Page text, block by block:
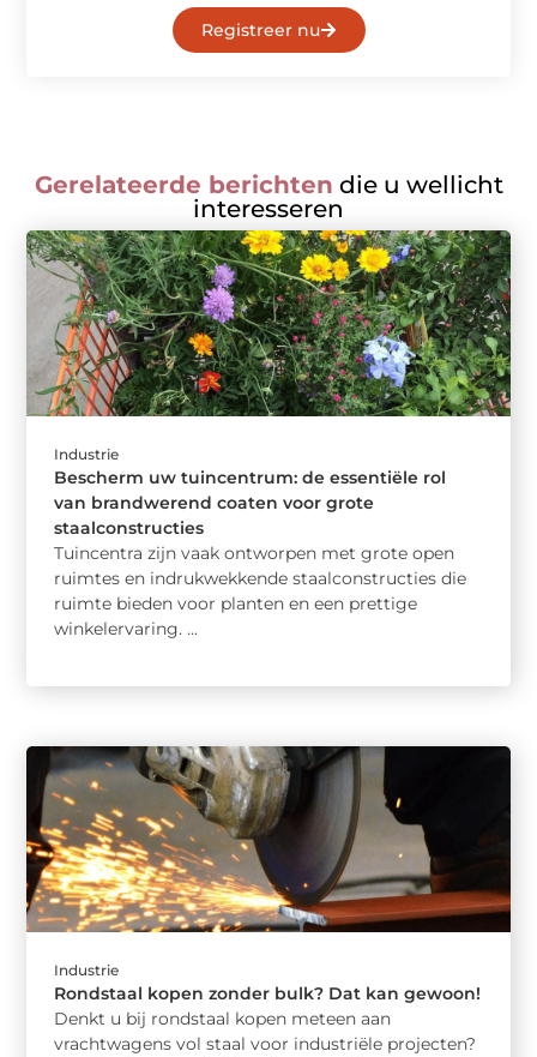
Registreer nu
Gerelateerde berichten die u wellicht
interesseren
Industrie
Bescherm uw tuincentrum: de essentiële rol
van brandwerend coaten voor grote
staalconstructies
Tuincentra zijn vaak ontworpen met grote open
ruimtes en indrukwekkende staalconstructies die
ruimte bieden voor planten en een prettige
winkelervaring. ...
Industrie
Rondstaal kopen zonder bulk? Dat kan gewoon!
Denkt u bij rondstaal kopen meteen aan
vrachtwagens vol staal voor industriële projecten?